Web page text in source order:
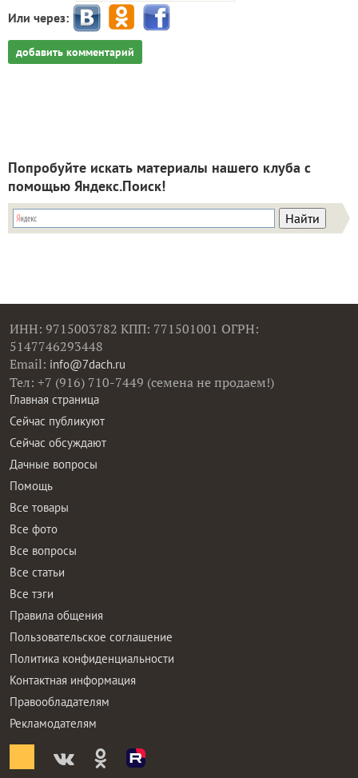
Или через:
добавить комментарий
Попробуйте искать материалы нашего клуба с
помощью Яндекс.Поиск!
ИНН: 9715003782 КПП: 771501001 ОГРН:
5147746293448
Email: info@7dach.ru
Тел: +7 (916) 710-7449 (семена не продаем!)
Главная страница
Сейчас публикуют
Сейчас обсуждают
Дачные вопросы
Помощь
Все товары
Все фото
Все вопросы
Все статьи
Все тэги
Правила общения
Пользовательское соглашение
Политика конфиденциальности
Контактная информация
Правообладателям
Рекламодателям